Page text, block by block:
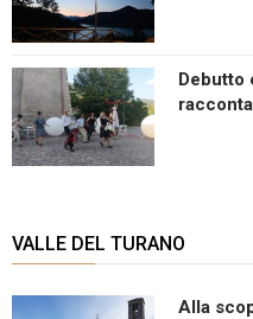
Debutto
VALLE DEL TURANO
Alla